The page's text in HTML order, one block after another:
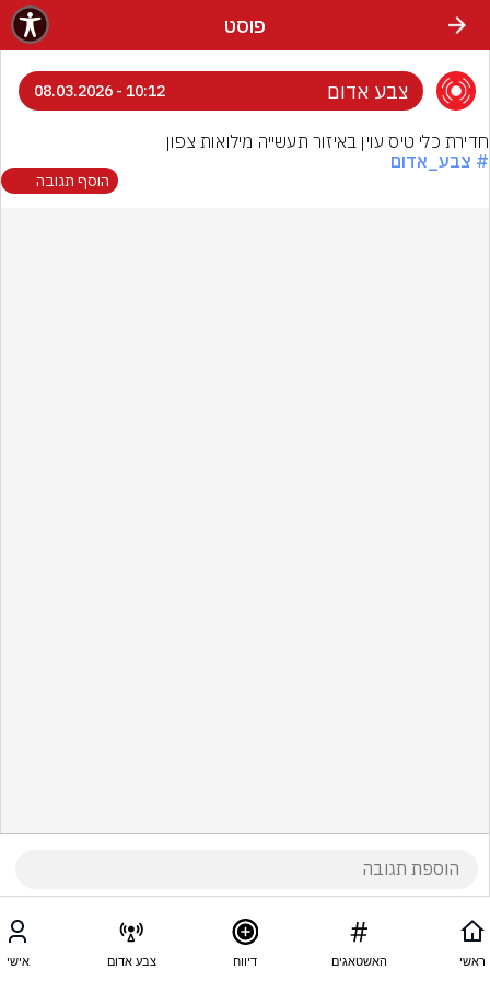
פוסט
צבע אדום 10:12 - 08.03.2026
חדירת כלי טיס עוין באיזור תעשייה מילואות צפון
# צבע_אדום
הוסף תגובה
ראשי האשטאגים דיווח צבע אדום אישי